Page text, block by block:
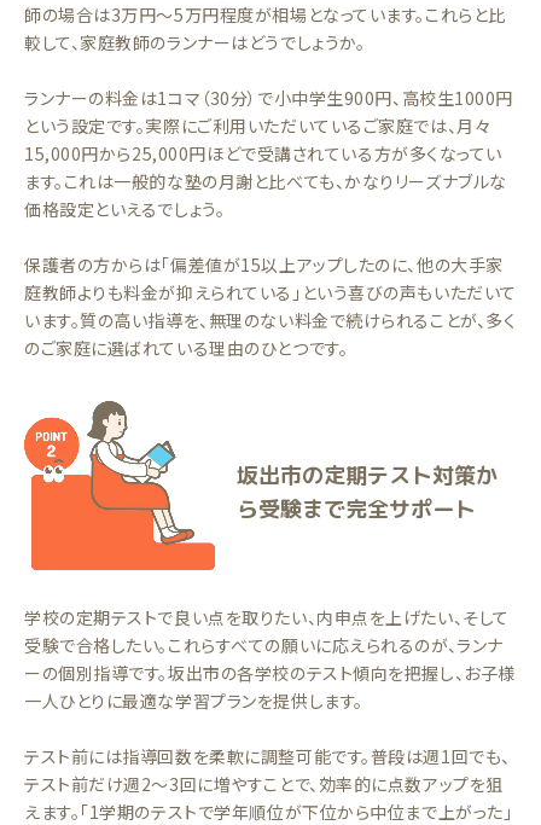
師の場合は3万円〜5万円程度が相場となっています。これらと比
較して、家庭教師のランナーはどうでしょうか。
ランナーの料金は1コマ（30分）で小中学生900円、高校生1000円
という設定です。実際にご利用いただいているご家庭では、月々
15,000円から25,000円ほどで受講されている方が多くなってい
ます。これは一般的な塾の月謝と比べても、かなりリーズナブルな
価格設定といえるでしょう。
保護者の方からは「偏差値が15以上アップしたのに、他の大手家
庭教師よりも料金が抑えられている」という喜びの声もいただいて
います。質の高い指導を、無理のない料金で続けられることが、多く
のご家庭に選ばれている理由のひとつです。
坂出市の定期テスト対策か
ら受験まで完全サポート
学校の定期テストで良い点を取りたい、内申点を上げたい、そして
受験で合格したい。これらすべての願いに応えられるのが、ランナ
ーの個別指導です。坂出市の各学校のテスト傾向を把握し、お子様
一人ひとりに最適な学習プランを提供します。
テスト前には指導回数を柔軟に調整可能です。普段は週1回でも、
テスト前だけ週2〜3回に増やすことで、効率的に点数アップを狙
えます。「1学期のテストで学年順位が下位から中位まで上がった」